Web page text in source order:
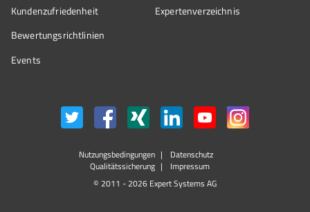
Kundenzufriedenheit
Bewertungs­richtlinien
Events
Expertenverzeichnis
Nutzungsbedingungen
Datenschutz
Qualitätssicherung
Impressum
© 2011 - 2026 Expert Systems AG